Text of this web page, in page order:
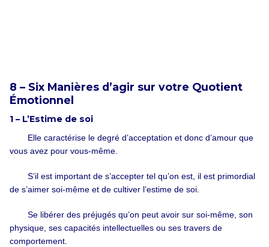
8 – Six Manières d’agir sur votre Quotient
Émotionnel
1 – L’Estime de soi
Elle caractérise le degré d’acceptation et donc d’amour que
vous avez pour vous-même.
S’il est important de s’accepter tel qu’on est, il est primordial
de s’aimer soi-même et de cultiver l’estime de soi.
Se libérer des préjugés qu’on peut avoir sur soi-même, son
physique, ses capacités intellectuelles ou ses travers de
comportement.